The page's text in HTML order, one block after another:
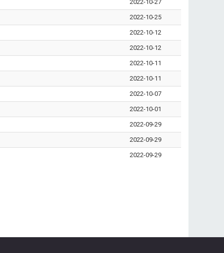
2022-10-27
2022-10-25
2022-10-12
2022-10-12
2022-10-11
2022-10-11
2022-10-07
2022-10-01
2022-09-29
2022-09-29
2022-09-29